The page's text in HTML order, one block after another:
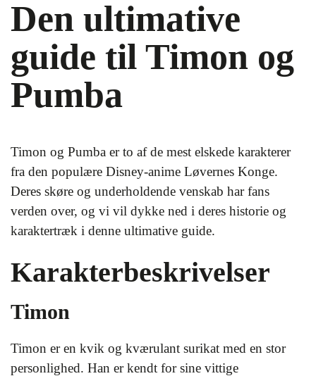
Den ultimative
guide til Timon og
Pumba
Timon og Pumba er to af de mest elskede karakterer
fra den populære Disney-anime Løvernes Konge.
Deres skøre og underholdende venskab har fans
verden over, og vi vil dykke ned i deres historie og
karaktertræk i denne ultimative guide.
Karakterbeskrivelser
Timon
Timon er en kvik og kværulant surikat med en stor
personlighed. Han er kendt for sine vittige